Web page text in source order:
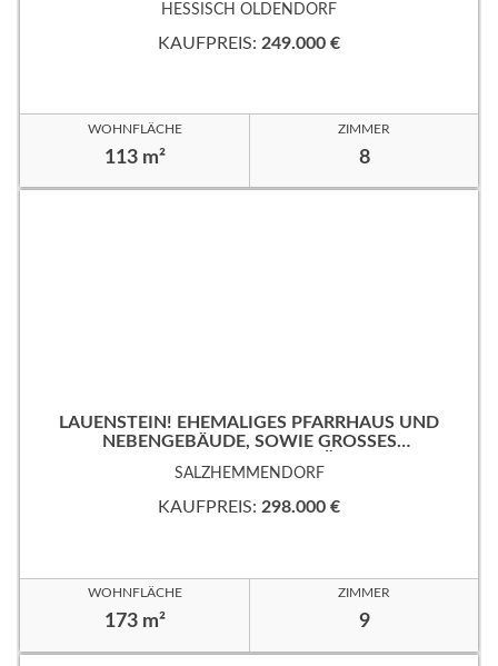
HESSISCH OLDENDORF
KAUFPREIS: 249.000 €
WOHNFLÄCHE
113 m²
ZIMMER
8
LAUENSTEIN! EHEMALIGES PFARRHAUS UND
NEBENGEBÄUDE, SOWIE GROSSES
SALZHEMMENDORF
KAUFPREIS: 298.000 €
WOHNFLÄCHE
173 m²
ZIMMER
9